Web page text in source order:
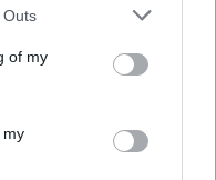
Outs
of my
my
giorni o
(v.
a un certo punto
le rotative e
i rischi
situazione